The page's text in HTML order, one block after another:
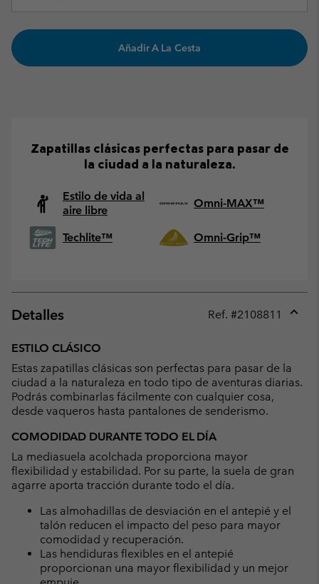
Añadir A La Cesta
Zapatillas clásicas perfectas para pasar de
la ciudad a la naturaleza.
Estilo de vida al
aire libre
Omni-MAX™
Techlite™ Omni-Grip™
Detalles Ref. #2108811
ESTILO CLÁSICO
Estas zapatillas clásicas son perfectas para pasar de la
ciudad a la naturaleza en todo tipo de aventuras diarias.
Podrás combinarlas fácilmente con cualquier cosa,
desde vaqueros hasta pantalones de senderismo.
COMODIDAD DURANTE TODO EL DÍA
La mediasuela acolchada proporciona mayor
flexibilidad y estabilidad. Por su parte, la suela de gran
agarre aporta tracción durante todo el día.
Las almohadillas de desviación en el antepié y el
talón reducen el impacto del peso para mayor
comodidad y recuperación.
Las hendiduras flexibles en el antepié
proporcionan una mayor flexibilidad y un mejor